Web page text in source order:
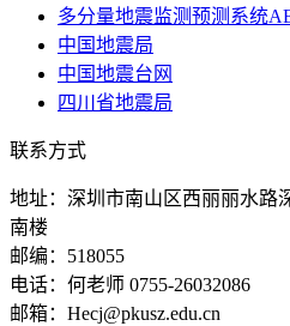
多分量地震监测预测系统
中国地震局
中国地震台网
四川省地震局
联系方式
地址：深圳市南山区西丽丽水路
南楼
邮编：518055
电话：何老师 0755-26032086
邮箱：Hecj@pkusz.edu.cn